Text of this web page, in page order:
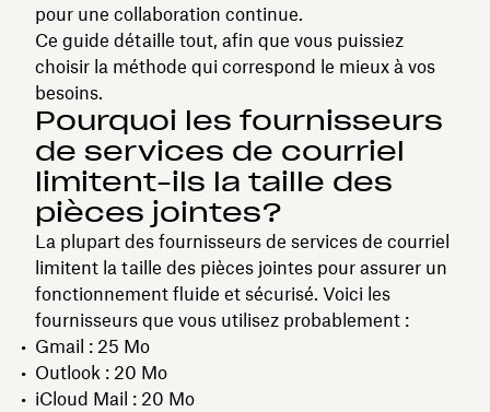
pour une collaboration continue.
Ce guide détaille tout, afin que vous puissiez
choisir la méthode qui correspond le mieux à vos
besoins.
Pourquoi les fournisseurs
de services de courriel
limitent-ils la taille des
pièces jointes?
La plupart des fournisseurs de services de courriel
limitent la taille des pièces jointes pour assurer un
fonctionnement fluide et sécurisé. Voici les
fournisseurs que vous utilisez probablement :
Gmail : 25 Mo
Outlook : 20 Mo
iCloud Mail : 20 Mo